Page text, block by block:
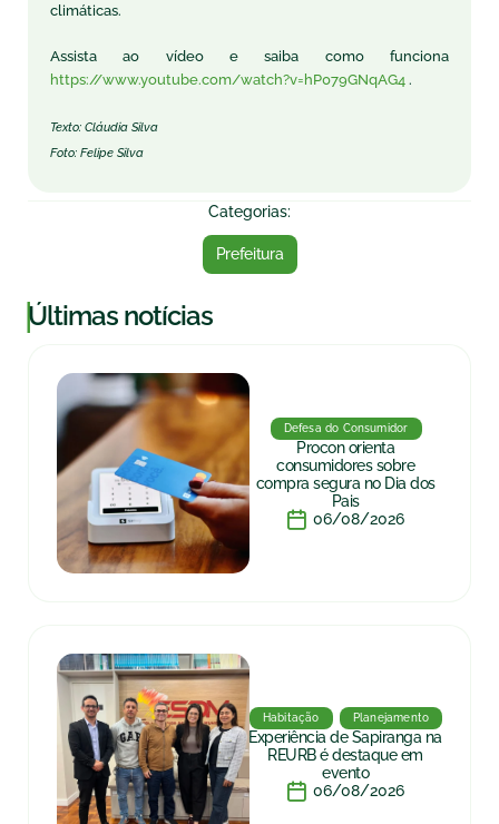
climáticas.
Assista ao vídeo e saiba como funciona
https://www.youtube.com/watch?v=hP079GNqAG4 .
Texto: Cláudia Silva
Foto: Felipe Silva
Categorias:
Prefeitura
|Últimas notícias
Defesa do Consumidor
Procon orienta
consumidores sobre
compra segura no Dia dos
Pais
06/08/2026
Habitação Planejamento
Experiência de Sapiranga na
REURB é destaque em
evento
06/08/2026